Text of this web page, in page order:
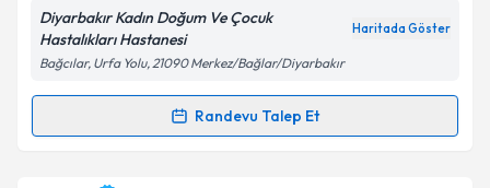
Kişisel verilerimin işlenmesine ilişkin
Metni'ni okudum ve kişisel verilerimin belirtilen
Diyarbakır Kadın Doğum Ve Çocuk
Hastalıkları Hastanesi
Haritada Göster
Bağcılar, Urfa Yolu, 21090 Merkez/Bağlar/Diyarbakır
Randevu Talep Et
Randevu Takvimi Talebi